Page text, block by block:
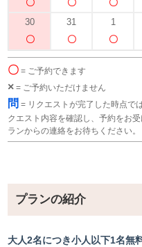
30 31 1
〇 = ご予約できます
× = ご予約いただけません
問 = リクエストが完了した時点で
クエスト内容を確認し、予約をお
ランからの連絡をお待ちください。
プランの紹介
大人2名につき小人以下1名無